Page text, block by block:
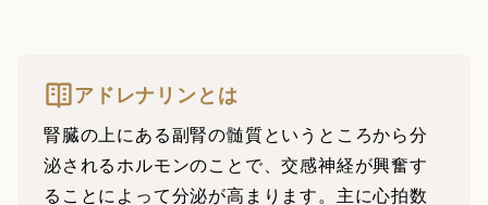
アドレナリンとは
腎臓の上にある副腎の髄質というところから分
泌されるホルモンのことで、交感神経が興奮す
ることによって分泌が高まります。主に心拍数